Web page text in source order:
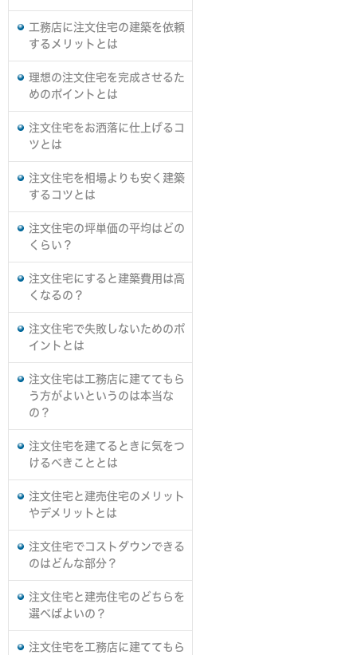
工務店に注文住宅の建築を依頼
するメリットとは
理想の注文住宅を完成させるた
めのポイントとは
注文住宅をお洒落に仕上げるコ
ツとは
注文住宅を相場よりも安く建築
するコツとは
注文住宅の坪単価の平均はどの
くらい？
注文住宅にすると建築費用は高
くなるの？
注文住宅で失敗しないためのポ
イントとは
注文住宅は工務店に建ててもら
う方がよいというのは本当な
の？
注文住宅を建てるときに気をつ
けるべきこととは
注文住宅と建売住宅のメリット
やデメリットとは
注文住宅でコストダウンできる
のはどんな部分？
注文住宅と建売住宅のどちらを
選べばよいの？
注文住宅を工務店に建ててもら